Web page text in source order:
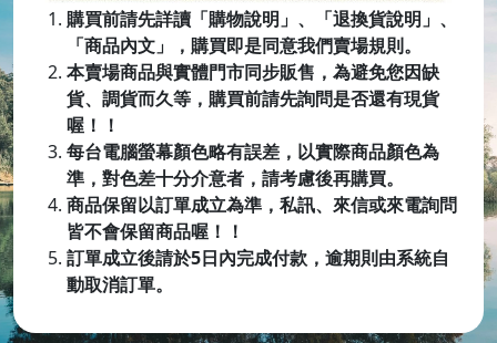
購買前請先詳讀「購物說明」、「退換貨說明」、
「商品內文」，購買即是同意我們賣場規則。
本賣場商品與實體門市同步販售，為避免您因缺
貨、調貨而久等，購買前請先詢問是否還有現貨
喔！！
每台電腦螢幕顏色略有誤差，以實際商品顏色為
準，對色差十分介意者，請考慮後再購買。
商品保留以訂單成立為準，私訊、來信或來電詢問
皆不會保留商品喔 ！！
訂單成立後請於5日內完成付款，逾期則由系統自
動取消訂單。